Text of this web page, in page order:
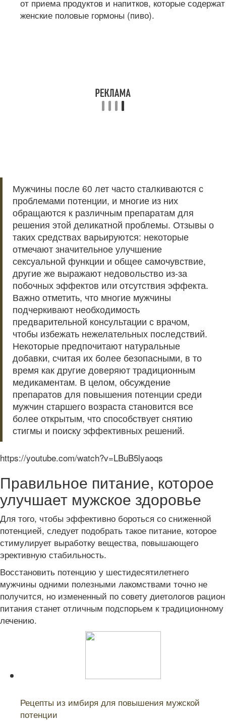
от приема продуктов и напитков, которые содержат
женские половые гормоны (пиво).
Мужчины после 60 лет часто сталкиваются с
проблемами потенции, и многие из них
обращаются к различным препаратам для
решения этой деликатной проблемы. Отзывы о
таких средствах варьируются: некоторые
отмечают значительное улучшение
сексуальной функции и общее самочувствие,
другие же выражают недовольство из-за
побочных эффектов или отсутствия эффекта.
Важно отметить, что многие мужчины
подчеркивают необходимость
предварительной консультации с врачом,
чтобы избежать нежелательных последствий.
Некоторые предпочитают натуральные
добавки, считая их более безопасными, в то
время как другие доверяют традиционным
медикаментам. В целом, обсуждение
препаратов для повышения потенции среди
мужчин старшего возраста становится все
более открытым, что способствует снятию
стигмы и поиску эффективных решений.
https://youtube.com/watch?v=LBuB5lyaoqs
Правильное питание, которое
улучшает мужское здоровье
Для того, чтобы эффективно бороться со сниженной
потенцией, следует подобрать такое питание, которое
стимулирует выработку вещества, повышающего
эрективную стабильность.
Восстановить потенцию у шестидесятилетнего
мужчины одними полезными лакомствами точно не
получится, но измененный по совету диетологов рацион
питания станет отличным подспорьем к традиционному
лечению.
Рецепты из имбиря для повышения мужской
потенции